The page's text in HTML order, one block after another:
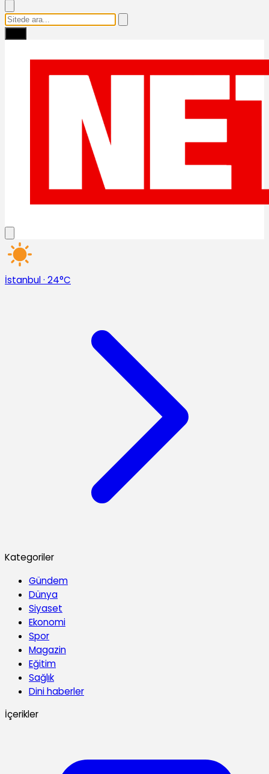
İstanbul· 24°C
Kategoriler
Gündem
Dünya
Siyaset
Ekonomi
Spor
Magazin
Eğitim
Sağlık
Dini haberler
İçerikler